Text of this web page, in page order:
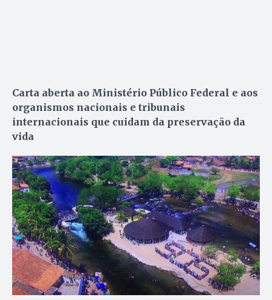
Carta aberta ao Ministério Público Federal e aos
organismos nacionais e tribunais
internacionais que cuidam da preservação da
vida